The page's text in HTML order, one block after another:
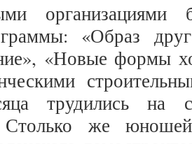
организациями
«Образ
«Новые формы
трудились на
Столько же